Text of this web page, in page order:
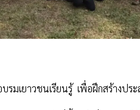
ยาวชนเรียนรู้ เพื่อฝึกสร้างป